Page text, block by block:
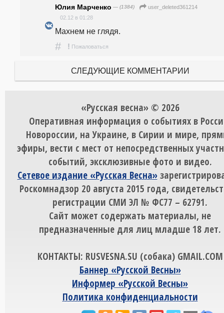
Юлия Марченко — (1384)
user_deleted361214
02.12 в 01:28
Махнем не глядя.
# ! Пожаловаться
СЛЕДУЮЩИЕ КОММЕНТАРИИ
«Русская весна» © 2026
Оперативная информация о событиях в
Новороссии, на Украине, в Сирии и мире,
эфиры, вести с мест от непосредственных
событий, эксклюзивные фото и видео.
Сетевое издание «Русская Весна»
Роскомнадзор 20 августа 2015 года,
регистрации СМИ ЭЛ № ФС77 – 62791.
Сайт может содержать материалы, не
предназначенные для лиц младше 18 лет.
КОНТАКТЫ: RUSVESNA.SU (собака) GMAIL.COM
Баннер «Русской Весны»
Информер «Русской Весны»
Политика конфиденциальности